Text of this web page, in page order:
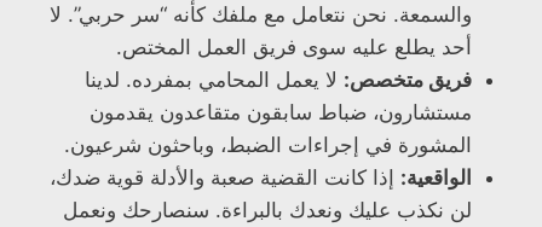
والسمعة. نحن نتعامل مع ملفك كأنه “سر حربي”. لا
أحد يطلع عليه سوى فريق العمل المختص.
فريق متخصص: لا يعمل المحامي بمفرده. لدينا
مستشارون، ضباط سابقون متقاعدون يقدمون
المشورة في إجراءات الضبط، وباحثون شرعيون.
الواقعية: إذا كانت القضية صعبة والأدلة قوية ضدك،
لن نكذب عليك ونعدك بالبراءة. سنصارحك ونعمل